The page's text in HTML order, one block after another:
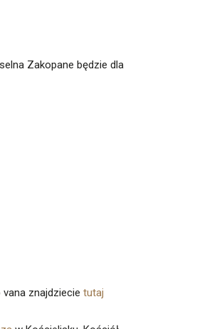
Zakopane będzie dla
znajdziecie tutaj